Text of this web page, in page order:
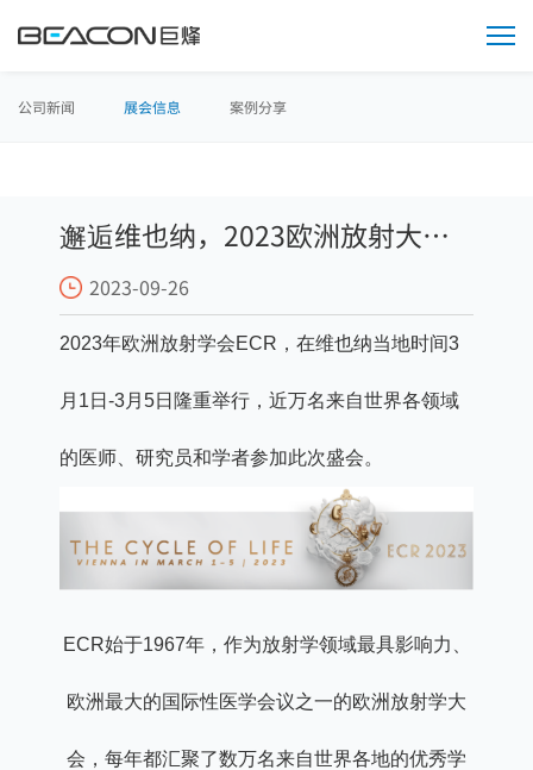
公司新闻 展会信息 案例分享
邂逅维也纳，2023欧洲放射大会
再现“烽”采
2023-09-26
2023年欧洲放射学会ECR，在维也纳当地时间3
月1日-3月5日隆重举行，近万名来自世界各领域
的医师、研究员和学者参加此次盛会。
ECR始于1967年，作为放射学领域最具影响力、
欧洲最大的国际性医学会议之一的欧洲放射学大
会，每年都汇聚了数万名来自世界各地的优秀学